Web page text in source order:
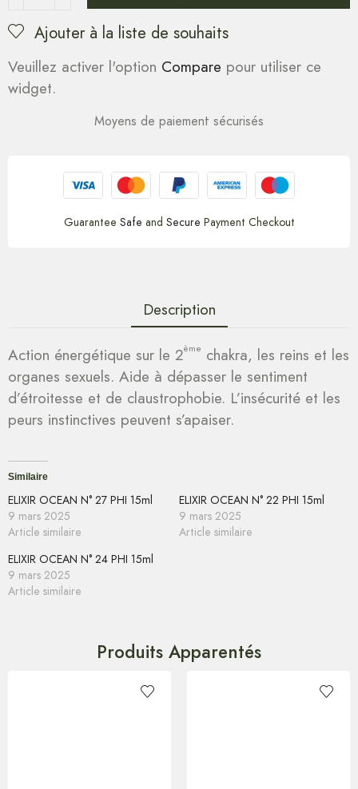
Ajouter à la liste de souhaits
Veuillez activer l'option Compare pour utiliser ce
widget.
Moyens de paiement sécurisés
Guarantee Safe and Secure Payment Checkout
Description
Action énergétique sur le 2ème chakra, les reins et les
organes sexuels. Aide à dépasser le sentiment
d’étroitesse et de claustrophobie. L’insécurité et les
peurs instinctives peuvent s’apaiser.
Similaire
ELIXIR OCEAN N° 27 PHI 15ml
9 mars 2025
Article similaire
ELIXIR OCEAN N° 22 PHI 15ml
9 mars 2025
Article similaire
ELIXIR OCEAN N° 24 PHI 15ml
9 mars 2025
Article similaire
Produits Apparentés